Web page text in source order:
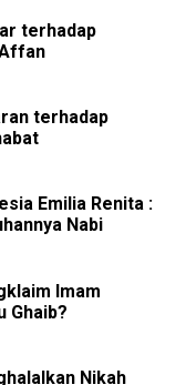
terhadap
terhadap
Emilia Renita :
Nabi
Imam
Ghaib?
Nikah